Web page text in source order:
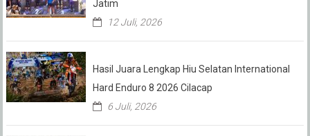
Jatim
12 Juli, 2026
Hasil Juara Lengkap Hiu Selatan International
Hard Enduro 8 2026 Cilacap
6 Juli, 2026